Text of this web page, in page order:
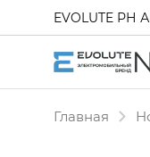
EVOLUTE РН
Главная